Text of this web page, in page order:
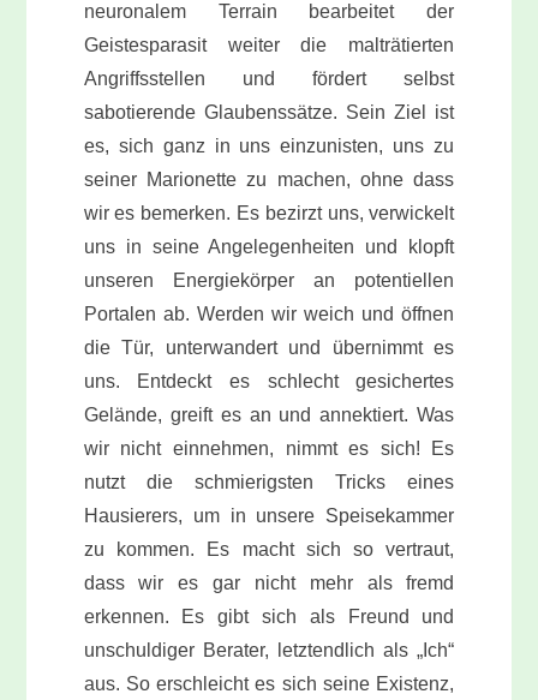
neuronalem Terrain bearbeitet der
Geistesparasit weiter die malträtierten
Angriffsstellen und fördert selbst
sabotierende Glaubenssätze. Sein Ziel ist
es, sich ganz in uns einzunisten, uns zu
seiner Marionette zu machen, ohne dass
wir es bemerken. Es bezirzt uns, verwickelt
uns in seine Angelegenheiten und klopft
unseren Energiekörper an potentiellen
Portalen ab. Werden wir weich und öffnen
die Tür, unterwandert und übernimmt es
uns. Entdeckt es schlecht gesichertes
Gelände, greift es an und annektiert. Was
wir nicht einnehmen, nimmt es sich! Es
nutzt die schmierigsten Tricks eines
Hausierers, um in unsere Speisekammer
zu kommen. Es macht sich so vertraut,
dass wir es gar nicht mehr als fremd
erkennen. Es gibt sich als Freund und
unschuldiger Berater, letztendlich als „Ich“
aus. So erschleicht es sich seine Existenz,